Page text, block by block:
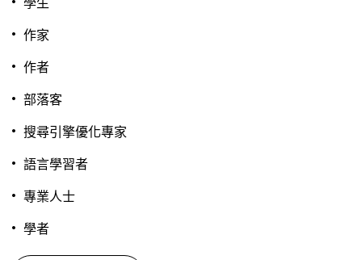
作家
作者
部落客
搜尋引擎優化專家
語言學習者
專業人士
學者